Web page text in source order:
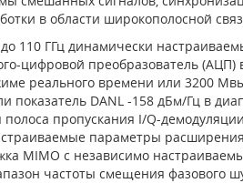
в области широкополосной
110 ГГц динамически
цифровой преобразователь (АЦП)
реального времени или 3200
показатель DANL -158 дБм/Гц в
пропускания I/Q-
параметры расширения
MIMO с независимо
частоты смещения фазового